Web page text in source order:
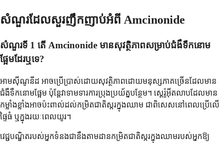
សំណួរដែលសួរញឹកញាប់អំពី Amcinonide
សំណួរទី 1 តើ Amcinonide មានសុវត្ថិភាពសម្រាប់ជំងឺទឹកនោម
ផ្អែមដែរឬទេ?
អាមស៊ីណូនីដ អាចប្រើប្រាស់ដោយសុវត្ថិភាពដោយមនុស្សភាគច្រើនដែលមាន
ជំងឺទឹកនោមផ្អែម ប៉ុន្តែវាទាមទារការប្រុងប្រយ័ត្នបន្ថែម។ ស្តេរ៉ូអ៊ីតលាបដែលមាន
កម្លាំងខ្លាំងអាចប៉ះពាល់ដល់កម្រិតជាតិស្ករក្នុងឈាម ជាពិសេសនៅពេលប្រើលើ
ផ្ទៃធំ ឬក្នុងរយៈពេលយូរ។
វេជ្ជបណ្ឌិតរបស់អ្នកទំនងជានឹងតាមដានកម្រិតជាតិស្ករក្នុងឈាមរបស់អ្នកឱ្យ